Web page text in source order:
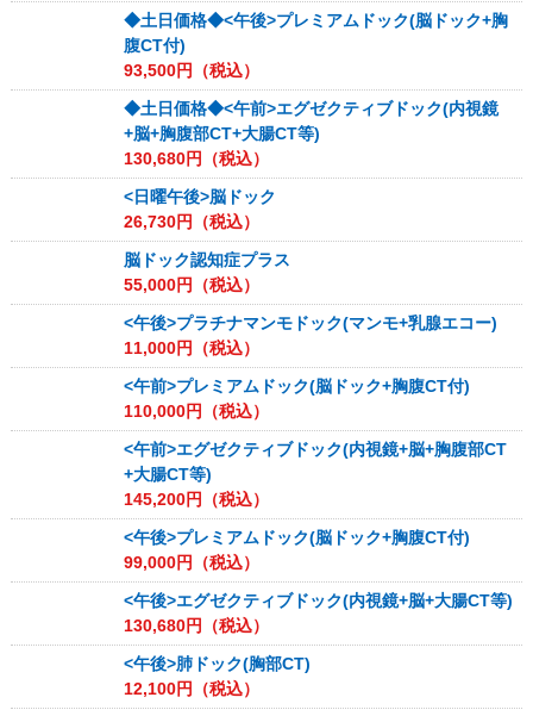
◆土日価格◆<午後>プレミアムドック(脳ドック+胸
腹CT付)
93,500円（税込）
◆土日価格◆<午前>エグゼクティブドック(内視鏡
+脳+胸腹部CT+大腸CT等)
130,680円（税込）
<日曜午後>脳ドック
26,730円（税込）
脳ドック認知症プラス
55,000円（税込）
<午後>プラチナマンモドック(マンモ+乳腺エコー)
11,000円（税込）
<午前>プレミアムドック(脳ドック+胸腹CT付)
110,000円（税込）
<午前>エグゼクティブドック(内視鏡+脳+胸腹部CT
+大腸CT等)
145,200円（税込）
<午後>プレミアムドック(脳ドック+胸腹CT付)
99,000円（税込）
<午後>エグゼクティブドック(内視鏡+脳+大腸CT等)
130,680円（税込）
<午後>肺ドック(胸部CT)
12,100円（税込）